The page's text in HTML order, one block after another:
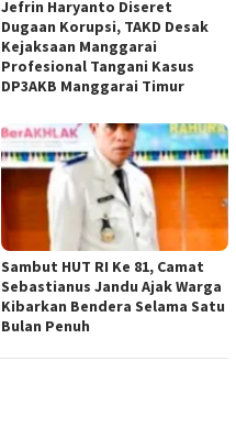
Jefrin Haryanto Diseret
Dugaan Korupsi, TAKD Desak
Kejaksaan Manggarai
Profesional Tangani Kasus
DP3AKB Manggarai Timur
Sambut HUT RI Ke 81, Camat
Sebastianus Jandu Ajak Warga
Kibarkan Bendera Selama Satu
Bulan Penuh